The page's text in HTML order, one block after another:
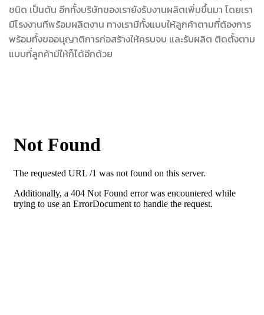
ชนิด เป็นต้น อีกทั้งบริษัทของเรายังรับงานผลิตเพิ่มขึ้นมา โดยเรา
มีโรงงานทีพร้อมผลิตงาน ทางเรามีทั้งแบบให้ลูกค้าตามที่ต้องการ
พร้อมทั้งขออนุญาติการก่อสร้างให้ครบจบ และรับผลิต ติดตั้งตาม
แบบที่ลูกค้ามีให้ก็ได้อีกด้วย